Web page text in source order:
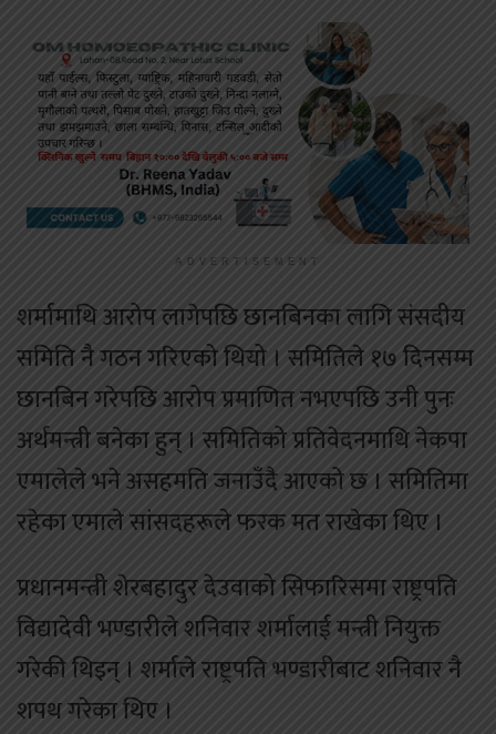
ADVERTISEMENT
शर्मामाथि आरोप लागेपछि छानबिनका लागि संसदीय
समिति नै गठन गरिएको थियो । समितिले १७ दिनसम्म
छानबिन गरेपछि आरोप प्रमाणित नभएपछि उनी पुनः
अर्थमन्त्री बनेका हुन् । समितिको प्रतिवेदनमाथि नेकपा
एमालेले भने असहमति जनाउँदै आएको छ । समितिमा
रहेका एमाले सांसदहरूले फरक मत राखेका थिए ।
प्रधानमन्त्री शेरबहादुर देउवाको सिफारिसमा राष्ट्रपति
विद्यादेवी भण्डारीले शनिवार शर्मालाई मन्त्री नियुक्त
गरेकी थिइन् । शर्माले राष्ट्रपति भण्डारीबाट शनिवार नै
शपथ गरेका थिए ।